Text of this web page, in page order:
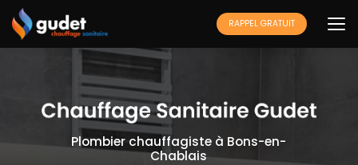
Aller
au
contenu
principal
RAPPEL GRATUIT
Plombier chauffagiste à Bons-en-
Chablais